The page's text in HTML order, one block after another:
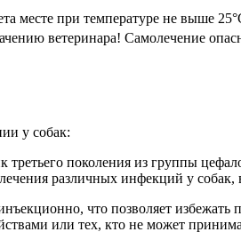
месте при температуре не выше
ветеринара! Самолечение
у собак:
третьего поколения из группы
различных инфекций у
что позволяет
или тех, кто не может